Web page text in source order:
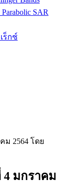
SAR
ร็กซ์
ม 2564 โดย
4 มกราคม